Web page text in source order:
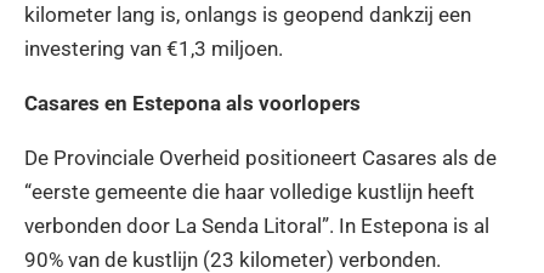
kilometer lang is, onlangs is geopend dankzij een
investering van €1,3 miljoen.
Casares en Estepona als voorlopers
De Provinciale Overheid positioneert Casares als de
“eerste gemeente die haar volledige kustlijn heeft
verbonden door La Senda Litoral”. In Estepona is al
90% van de kustlijn (23 kilometer) verbonden.